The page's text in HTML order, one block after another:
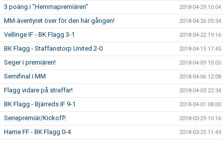
3 poäng i "Hemmapremiären" 2018-04-29 10:04
MM-äventyret över för den här gången! 2018-04-26 09:34
Vellinge IF - BK Flagg 3-1 2018-04-22 19:16
BK Flagg - Staffanstorp United 2-0 2018-04-15 17:45
Seger i premiären! 2018-04-09 10:05
Semifinal i MM 2018-04-06 12:08
Flagg vidare på straffar! 2018-04-03 22:34
BK Flagg - Bjärreds IF 9-1 2018-04-01 08:00
Seriepremiär/Kickoff! 2018-03-29 10:16
Harrie FF - BK Flagg 0-4 2018-03-25 11:49